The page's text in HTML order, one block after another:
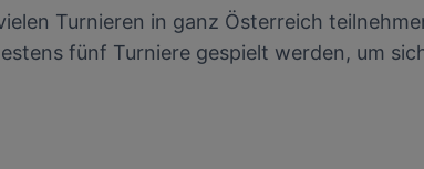
Turnieren in ganz Österreich
fünf Turniere gespielt werden, um